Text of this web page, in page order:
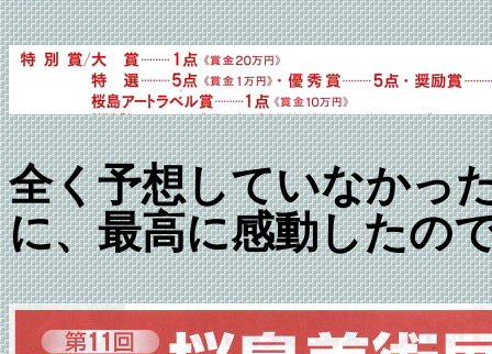
全く予想していなかっ
に、最高に感動したの